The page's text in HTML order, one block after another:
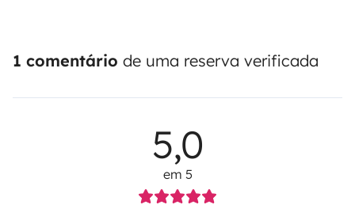
1 comentário de uma reserva verificada
5,0
em 5